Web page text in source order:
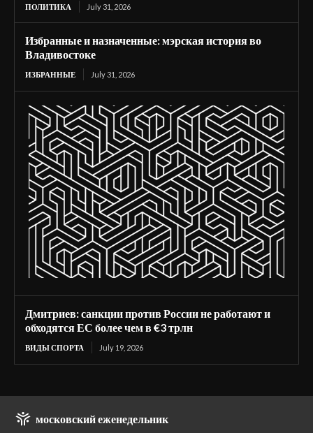
ПОЛИТИКА July 31, 2026
Избранные и назначенные: мэрская история во
Владивостоке
ИЗБРАННЫЕ July 31, 2026
Дмитриев: санкции против России не работают и
обходятся ЕС более чем в €3 трлн
ВИДЫ СПОРТА July 19, 2026
московский еженедельник